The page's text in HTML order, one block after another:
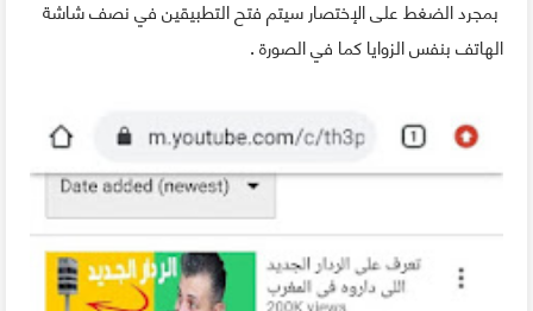
بمجرد الضغط على الإختصار سيتم فتح التطبيقين في نصف شاشة
الهاتف بنفس الزوايا كما في الصورة .